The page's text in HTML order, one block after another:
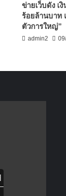
ข่ายเว็บดัง เ
ร้อยล้านบาท
ตัวการใหญ่”
admin2